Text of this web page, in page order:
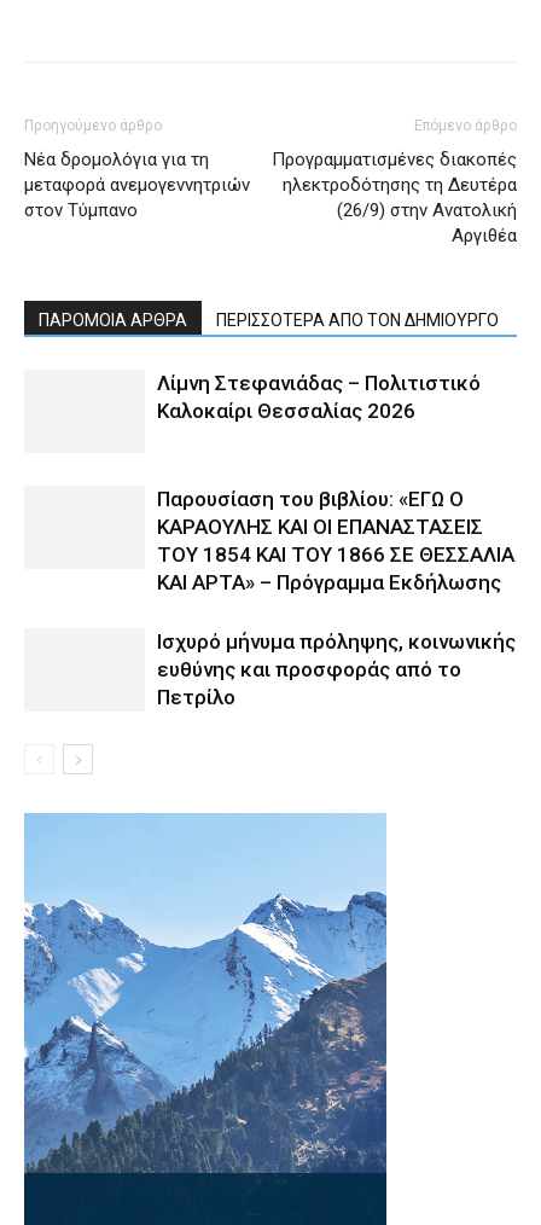
Προηγούμενο άρθρο
Nέα δρομολόγια για τη
μεταφορά ανεμογεννητριών
στον Τύμπανο
Επόμενο άρθρο
Προγραμματισμένες διακοπές
ηλεκτροδότησης τη Δευτέρα
(26/9) στην Ανατολική
Αργιθέα
ΠΑΡΟΜΟΙΑ ΑΡΘΡΑ ΠΕΡΙΣΣΟΤΕΡΑ ΑΠΟ ΤΟΝ ΔΗΜΙΟΥΡΓΟ
Λίμνη Στεφανιάδας – Πολιτιστικό
Καλοκαίρι Θεσσαλίας 2026
Παρουσίαση του βιβλίου: «ΕΓΩ Ο
ΚΑΡΑΟΥΛΗΣ ΚΑΙ ΟΙ ΕΠΑΝΑΣΤΑΣΕΙΣ
ΤΟΥ 1854 ΚΑΙ ΤΟΥ 1866 ΣΕ ΘΕΣΣΑΛΙΑ
ΚΑΙ ΑΡΤΑ» – Πρόγραμμα Εκδήλωσης
Ισχυρό μήνυμα πρόληψης, κοινωνικής
ευθύνης και προσφοράς από το
Πετρίλο